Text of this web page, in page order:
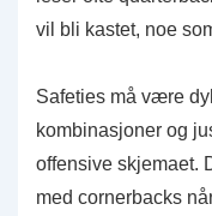
vil bli kastet, noe
Safeties må være
kombinasjoner og
offensive skjemaet.
med cornerbacks